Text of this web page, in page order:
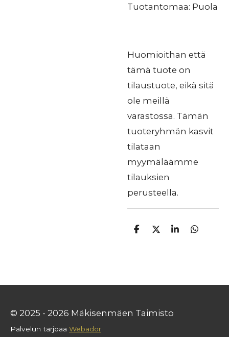
Tuotantomaa: Puola
Huomioithan että
tämä tuote on
tilaustuote, eikä sitä
ole meillä
varastossa. Tämän
tuoteryhmän kasvit
tilataan
myymäläämme
tilauksien
perusteella.
J
J
J
J
© 2025 - 2026 Mäkisenmäen Taimisto
Palvelun tarjoaa Webador